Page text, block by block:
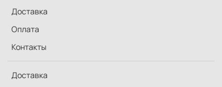
Доставка
Оплата
Контакты
Доставка